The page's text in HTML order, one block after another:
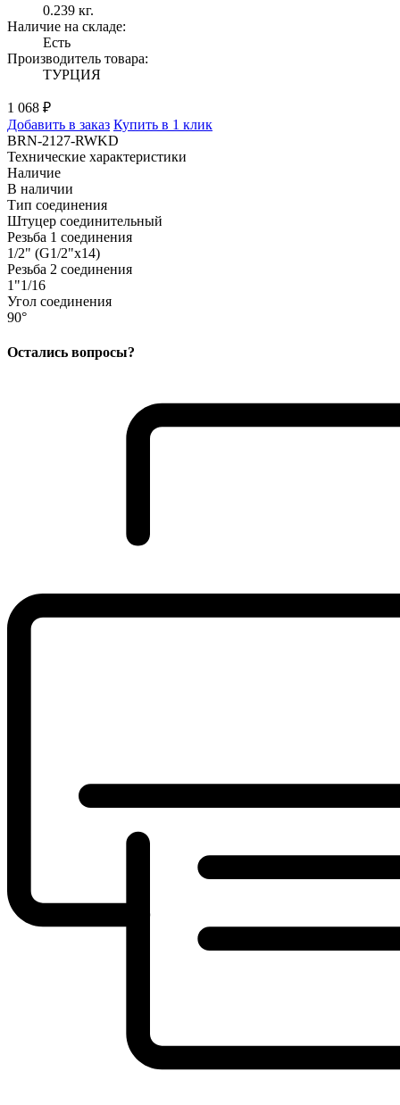
0.239 кг.
Наличие на складе:
Есть
Производитель товара:
ТУРЦИЯ
1 068 ₽
Добавить в заказ Купить в 1 клик
BRN-2127-RWKD
Технические характеристики
Наличие
В наличии
Тип соединения
Штуцер соединительный
Резьба 1 соединения
1/2" (G1/2"x14)
Резьба 2 соединения
1"1/16
Угол соединения
90°
Остались вопросы?